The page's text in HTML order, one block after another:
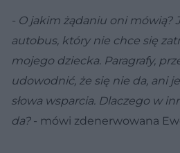
- O jakim żądaniu oni mówią?
autobus, który nie chce się
mojego dziecka. Paragrafy,
udowodnić, że się nie da, ani
słowa wsparcia. Dlaczego w
da?- mówi zdenerwowana